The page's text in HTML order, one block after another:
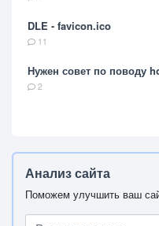
DLE - favicon.ico
11
Нужен совет по поводу
2
Анализ сайта
Поможем улучшить ваш